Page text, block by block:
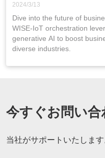
2024/3/13
Dive into the future of business with
WISE-IoT orchestration
generative AI to boost
diverse industries.
今すぐお問い
当社がサポートいたします